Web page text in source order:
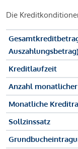
Die
Auszahlungsbetrag)
Kreditlaufzeit
Anzahl
Monatliche
Sollzinssatz